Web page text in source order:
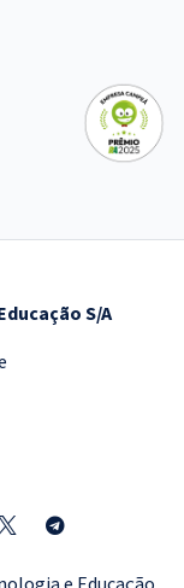
S/A
e Educação